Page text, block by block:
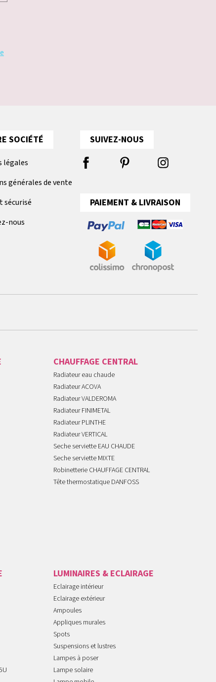
SOCIÉTÉ
légales
générales de vente
sécurisé
nous
SUIVEZ-NOUS
PAIEMENT & LIVRAISON
CHAUFFAGE CENTRAL
Radiateur eau chaude
Radiateur ACOVA
Radiateur VALDEROMA
Radiateur FINIMETAL
Radiateur PLINTHE
Radiateur VERTICAL
Seche serviette EAU CHAUDE
Seche serviette MIXTE
Robinetterie CHAUFFAGE CENTRAL
Tête thermostatique DANFOSS
LUMINAIRES & ECLAIRAGE
Eclairage intérieur
Eclairage extérieur
Ampoules
Appliques murales
Spots
Suspensions et lustres
Lampes à poser
Lampe solaire